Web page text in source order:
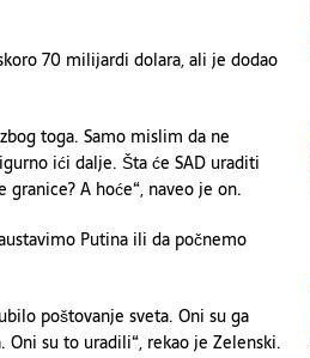
70 milijardi dolara, ali je dodao
toga. Samo mislim da ne
ići dalje. Šta će SAD uraditi
A hoće“, naveo je on.
Putina ili da počnemo
poštovanje sveta. Oni su ga
su to uradili“, rekao je Zelenski.